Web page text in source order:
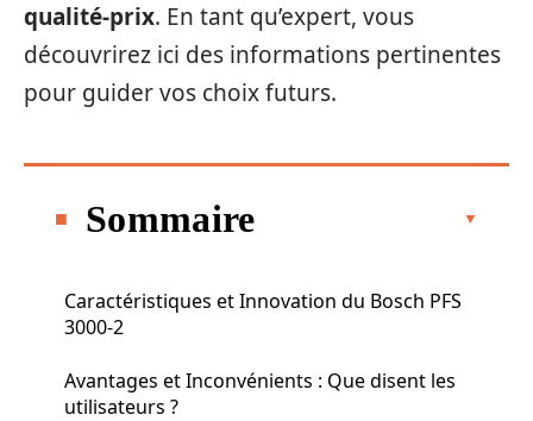
qualité-prix. En tant qu’expert, vous
découvrirez ici des informations pertinentes
pour guider vos choix futurs.
Sommaire
Caractéristiques et Innovation du Bosch PFS
3000-2
Avantages et Inconvénients : Que disent les
utilisateurs ?